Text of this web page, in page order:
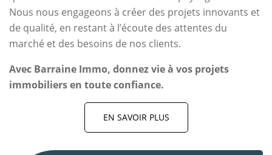
Nous nous engageons à créer des projets innovants et
de qualité, en restant à l’écoute des attentes du
marché et des besoins de nos clients.
Avec Barraine Immo, donnez vie à vos projets
immobiliers en toute confiance.
EN SAVOIR PLUS